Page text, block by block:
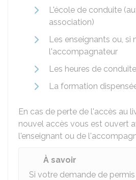
L'école de conduite
association)
Les enseignants ou, si
l'accompagnateur
Les heures de
La formation
En cas de perte de l'accès au
nouvel accès vous est ouvert
l'enseignant ou de
À savoir
Si votre demande de